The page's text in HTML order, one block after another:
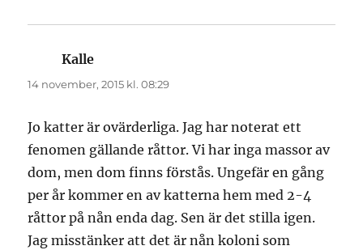
Kalle
14 november, 2015 kl. 08:29
Jo katter är ovärderliga. Jag har noterat ett
fenomen gällande råttor. Vi har inga massor av
dom, men dom finns förstås. Ungefär en gång
per år kommer en av katterna hem med 2-4
råttor på nån enda dag. Sen är det stilla igen.
Jag misstänker att det är nån koloni som